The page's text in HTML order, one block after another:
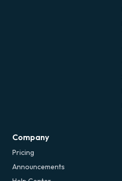
Company
Pricing
Announcements